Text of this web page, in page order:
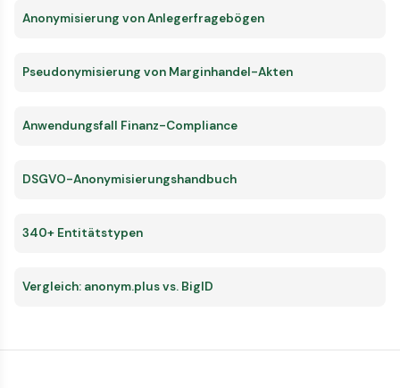
Anonymisierung von Anlegerfragebögen
Pseudonymisierung von Marginhandel-Akten
Anwendungsfall Finanz-Compliance
DSGVO-Anonymisierungshandbuch
340+ Entitätstypen
Vergleich: anonym.plus vs. BigID